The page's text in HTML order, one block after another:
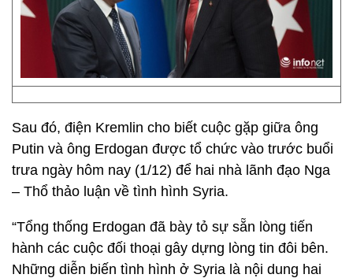
Sau đó, điện Kremlin cho biết cuộc gặp giữa ông
Putin và ông Erdogan được tổ chức vào trước buổi
trưa ngày hôm nay (1/12) để hai nhà lãnh đạo Nga
– Thổ thảo luận về tình hình Syria.
“Tổng thống Erdogan đã bày tỏ sự sẵn lòng tiến
hành các cuộc đối thoại gây dựng lòng tin đôi bên.
Những diễn biến tình hình ở Syria là nội dung hai